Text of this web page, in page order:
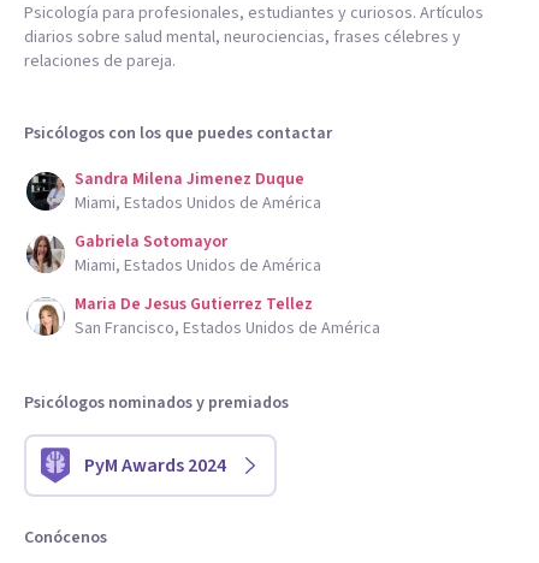
Psicología para profesionales, estudiantes y curiosos. Artículos
diarios sobre salud mental, neurociencias, frases célebres y
relaciones de pareja.
Psicólogos con los que puedes contactar
Sandra Milena Jimenez Duque
Miami, Estados Unidos de América
Gabriela Sotomayor
Miami, Estados Unidos de América
Maria De Jesus Gutierrez Tellez
San Francisco, Estados Unidos de América
Psicólogos nominados y premiados
PyM Awards 2024
Conócenos